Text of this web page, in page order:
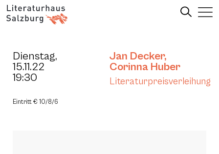
Dienstag,
15.11.22
19:30
Jan Decker,
Corinna Huber
Literaturpreisverleihung
Eintritt € 10/8/6